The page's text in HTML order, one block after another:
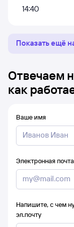
14:40
Показать ещё
Отвечаем
как
Ваше имя
Электронная почта
Напишите, с чем
эл.почту